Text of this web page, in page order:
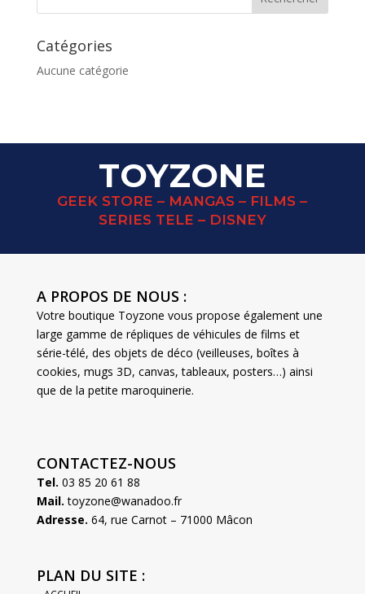
Catégories
Aucune catégorie
TOYZONE
GEEK STORE – MANGAS – FILMS –
SERIES TELE – DISNEY
A PROPOS DE NOUS :
Votre boutique Toyzone vous propose également une
large gamme de répliques de véhicules de films et
série-télé, des objets de déco (veilleuses, boîtes à
cookies, mugs 3D, canvas, tableaux, posters…) ainsi
que de la petite maroquinerie.
CONTACTEZ-NOUS
Tel. 03 85 20 61 88
Mail. toyzone@wanadoo.fr
Adresse. 64, rue Carnot – 71000 Mâcon
PLAN DU SITE :